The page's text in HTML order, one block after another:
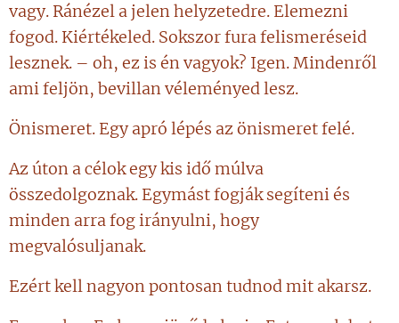
vagy. Ránézel a jelen helyzetedre. Elemezni
fogod. Kiértékeled. Sokszor fura felismeréseid
lesznek. – oh, ez is én vagyok? Igen. Mindenről
ami feljön, bevillan véleményed lesz.
Önismeret. Egy apró lépés az önismeret felé.
Az úton a célok egy kis idő múlva
összedolgoznak. Egymást fogják segíteni és
minden arra fog irányulni, hogy
megvalósuljanak.
Ezért kell nagyon pontosan tudnod mit akarsz.